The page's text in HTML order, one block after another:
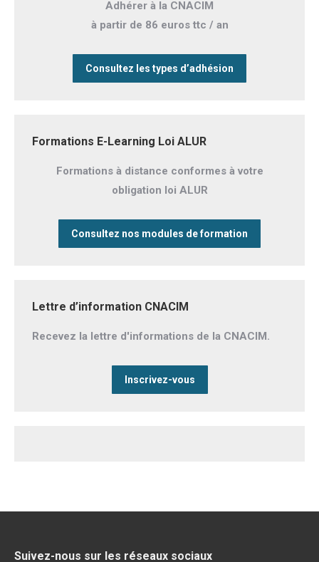
Adhérer à la CNACIM
à partir de 86 euros ttc / an
Consultez les types d’adhésion
Formations E-Learning Loi ALUR
Formations à distance conformes à votre
obligation loi ALUR
Consultez nos modules de formation
Lettre d’information CNACIM
Recevez la lettre d'informations de la CNACIM.
Inscrivez-vous
Suivez-nous sur les réseaux sociaux